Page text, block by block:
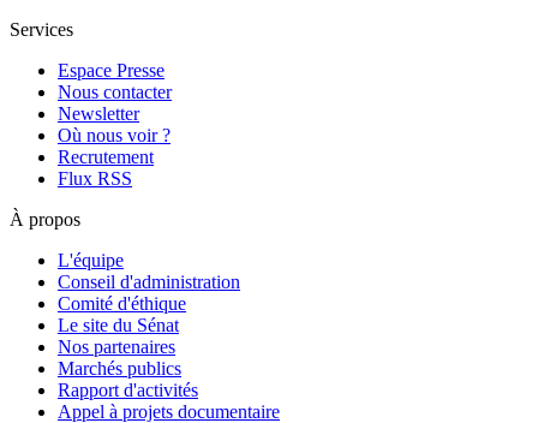
Services
Espace Presse
Nous contacter
Newsletter
Où nous voir ?
Recrutement
Flux RSS
À propos
L'équipe
Conseil d'administration
Comité d'éthique
Le site du Sénat
Nos partenaires
Marchés publics
Rapport d'activités
Appel à projets documentaire